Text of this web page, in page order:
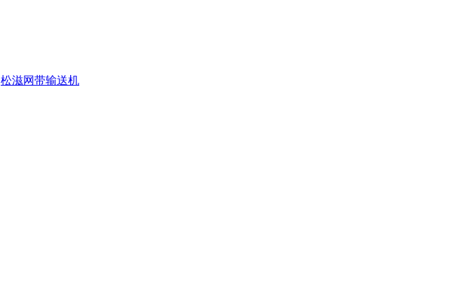
松滋网带输送机